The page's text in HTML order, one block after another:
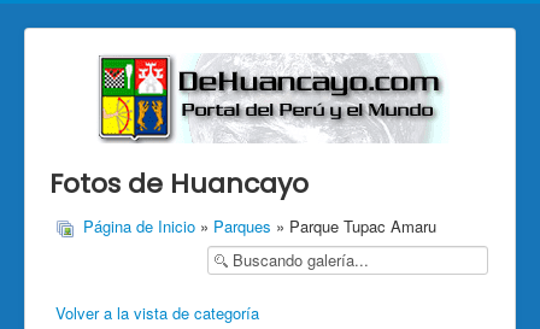
Fotos de Huancayo
Página de Inicio » Parques » Parque Tupac Amaru
Volver a la vista de categoría